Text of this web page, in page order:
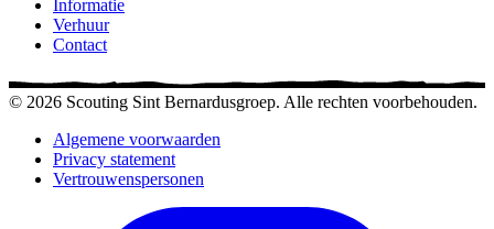
Informatie
Verhuur
Contact
© 2026 Scouting Sint Bernardusgroep. Alle rechten voorbehouden.
Algemene voorwaarden
Privacy statement
Vertrouwenspersonen